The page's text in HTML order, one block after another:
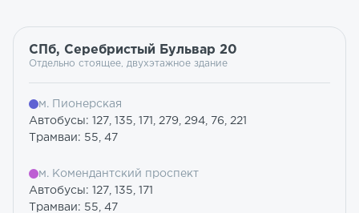
СПб, Серебристый Бульвар 20
Отдельно стоящее, двухэтажное здание
м. Пионерская
Автобусы: 127, 135, 171, 279, 294, 76, 221
Трамваи: 55, 47
м. Комендантский проспект
Автобусы: 127, 135, 171
Трамваи: 55, 47